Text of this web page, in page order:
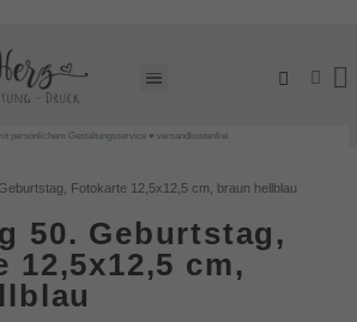
persönlichem Gestaltungsservice ♥ versandkostenfrei
Fotokarte 12,5x12,5 cm, braun hellblau
50. Geburtstag,
12,5x12,5 cm,